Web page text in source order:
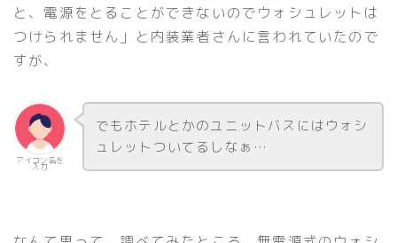
と、電源をとることができないのでウォシュレットは
つけられません」と内装業者さんに言われていたので
すが、
アイコン名を
入力
でもホテルとかのユニットバスにはウォシ
ュレットついてるしなぁ…